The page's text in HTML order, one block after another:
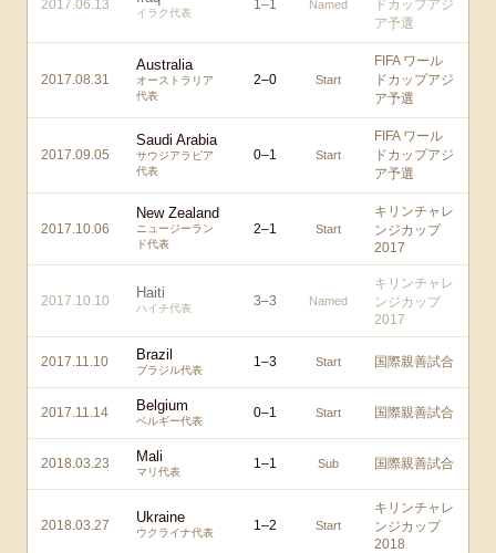
2017.06.13
イラク代表
1–1 Named
ドカップアジ
ア予選
2017.08.31
Australia
オーストラリア
代表
2–0 Start
FIFA ワール
ドカップアジ
ア予選
2017.09.05
Saudi Arabia
サウジアラビア
代表
0–1 Start
FIFA ワール
ドカップアジ
ア予選
2017.10.06
New Zealand
ニュージーラン
ド代表
2–1 Start
キリンチャレ
ンジカップ
2017
2017.10.10 Haiti
ハイチ代表 3–3 Named
キリンチャレ
ンジカップ
2017
2017.11.10 Brazil
ブラジル代表
1–3 Start 国際親善試合
2017.11.14 Belgium
ベルギー代表
0–1 Start 国際親善試合
2018.03.23 Mali
マリ代表
1–1 Sub 国際親善試合
2018.03.27 Ukraine
ウクライナ代表 1–2 Start
キリンチャレ
ンジカップ
2018